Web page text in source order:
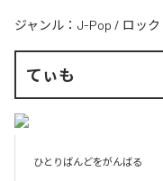
ジャンル： J-Pop / ロック
てぃも
ひとりばんどをがんばる